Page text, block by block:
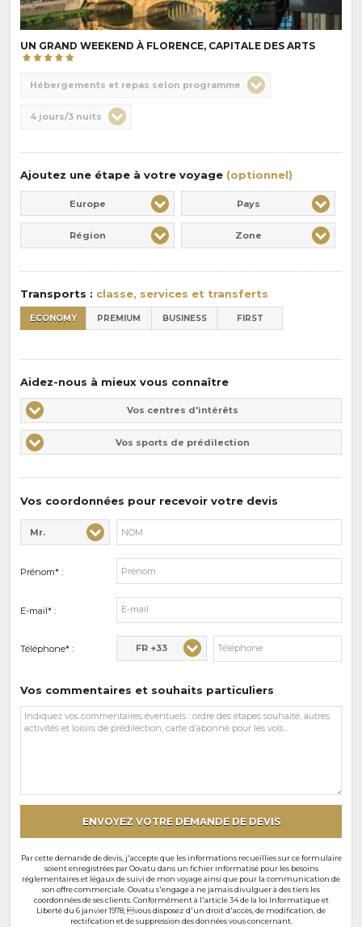
UN GRAND WEEKEND À FLORENCE, CAPITALE DES ARTS
:
Hébergements et repas selon programme
Durée
4 jours/3 nuits
Ajoutez une étape à votre voyage (optionnel)
Europe Pays
Région Zone
Transports : classe, services et transferts
ECONOMY PREMIUM BUSINESS FIRST
Aidez-nous à mieux vous connaître
Vos
centres
d'intérêts
Vos centres d'intérêts
Vos
sports
de
Vos sports de prédilection
Vos coordonnées pour recevoir votre devis
Civilité* :
Mr.
Nom* :
Prénom* :
E-mail* :
Téléphone* : FR +33
Vos commentaires et souhaits particuliers
Vos
commentaires
ENVOYEZ VOTRE DEMANDE DE DEVIS
Par cette demande de devis, j'accepte que les informations recueillies sur ce formulaire
soient enregistrées par Oovatu dans un fichier informatisé pour les besoins
réglementaires et légaux de suivi de mon voyage ainsi que pour la communication de
son offre commerciale. Oovatu s'engage à ne jamais divulguer à des tiers les
coordonnées de ses clients. Conformément à l'article 34 de la loi Informatique et
Liberté du 6 janvier 1978, vous disposez d'un droit d'accès, de modification, de
rectification et de suppression des données vous concernant.